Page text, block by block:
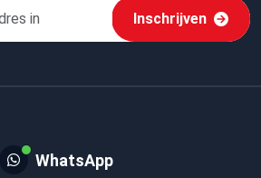
Inschrijven
WhatsApp